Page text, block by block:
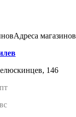
Адреса магазинов
146